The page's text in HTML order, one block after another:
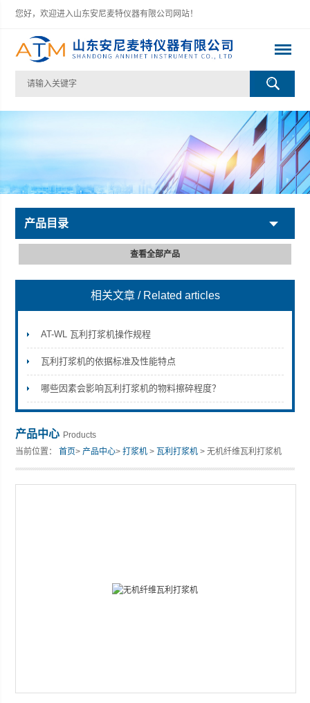
您好，欢迎进入山东安尼麦特仪器有限公司网站！
山东安尼麦特仪器有限公司
产品目录
查看全部产品
相关文章 / Related articles
AT-WL 瓦利打浆机操作规程
瓦利打浆机的依据标准及性能特点
哪些因素会影响瓦利打浆机的物料擦碎程度？
产品中心 Products
当前位置：首页>产品中心>打浆机 > 瓦利打浆机 > 无机纤维瓦利打浆机